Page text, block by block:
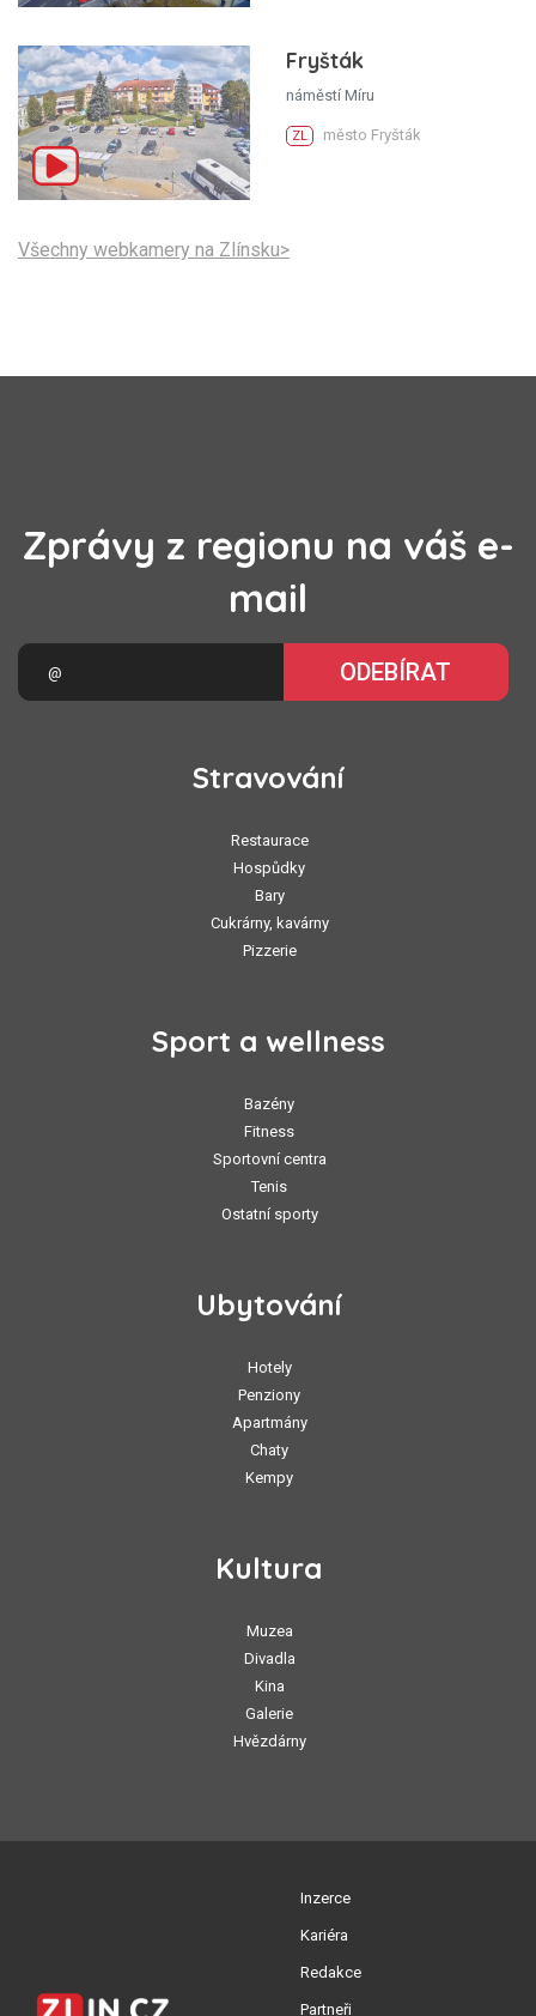
Fryšták
náměstí Míru
ZL město Fryšták
Všechny webkamery na Zlínsku>
Zprávy z regionu na váš e-
mail
ODEBÍRAT
Stravování
Restaurace
Hospůdky
Bary
Cukrárny, kavárny
Pizzerie
Sport a wellness
Bazény
Fitness
Sportovní centra
Tenis
Ostatní sporty
Ubytování
Hotely
Penziony
Apartmány
Chaty
Kempy
Kultura
Muzea
Divadla
Kina
Galerie
Hvězdárny
Inzerce
Kariéra
Redakce
Partneři